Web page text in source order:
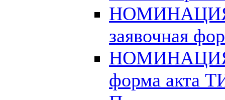
заявочная
форма акта